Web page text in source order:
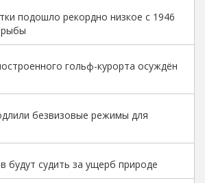
подошло рекордно низкое с 1946
рыбы
гольф-курорта осуждён
безвизовые режимы для
будут судить за ущерб природе